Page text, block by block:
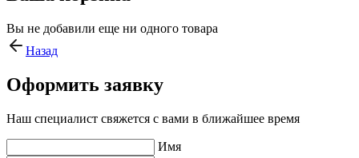
Вы не добавили еще ни одного товара
Назад
Оформить заявку
Наш специалист свяжется с вами в ближайшее время
Имя